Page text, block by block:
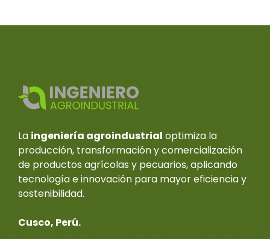
La ingeniería agroindustrial optimiza la
producción, transformación y comercialización
de productos agrícolas y pecuarios, aplicando
tecnología e innovación para mayor eficiencia y
sostenibilidad.
Cusco, Perú.